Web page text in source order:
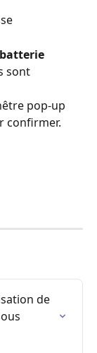
sont
pop-up
confirmer.
de